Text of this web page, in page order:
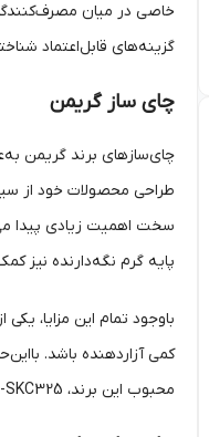
خاصی در میان
گزینه‌های قابل‌اعتماد
چای ساز گریمن
چای‌سازهای برند گریمن
طراحی محصولات خود از
سخت اهمیت زیادی پیدا
پایه گرم نگه‌دارنده نیز
باوجود تمام این مزایا،
کمی آزاردهنده باشد.
محبوب این برند، GR-SKC325 است که با توان 1000 وات، ظرفیت کتری 1.5 لیتر و ظرفیت قوری 1 لیتر، گزینه‌ای مناسب برای خانواده‌های متوسط به شمار می‌رود.